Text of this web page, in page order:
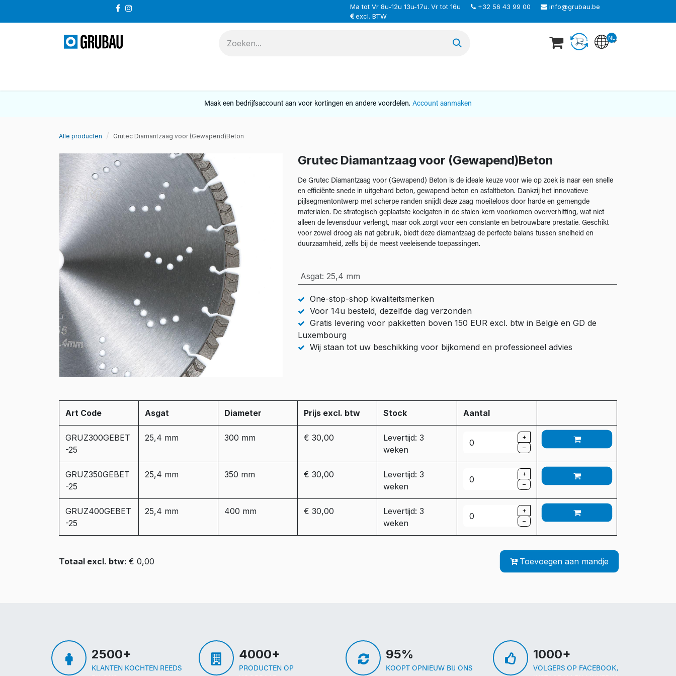
Ma tot Vr 8u-12u 13u-17u. Vr tot 16u +32 56 43 99 00
info@grubau.be
excl. BTW
NL
Maak een bedrijfsaccount aan voor kortingen en andere voordelen. Account aanmaken
Alle producten Grutec Diamantzaag voor (Gewapend)Beton
Grutec Diamantzaag voor (Gewapend)Beton
De Grutec Diamantzaag voor (Gewapend) Beton is de ideale keuze voor wie op zoek is naar een snelle
en efficiënte snede in uitgehard beton, gewapend beton en asfaltbeton. Dankzij het innovatieve
pijlsegmentontwerp met scherpe randen snijdt deze zaag moeiteloos door harde en gemengde
materialen. De strategisch geplaatste koelgaten in de stalen kern voorkomen oververhitting, wat niet
alleen de levensduur verlengt, maar ook zorgt voor een constante en betrouwbare prestatie. Geschikt
voor zowel droog als nat gebruik, biedt deze diamantzaag de perfecte balans tussen snelheid en
duurzaamheid, zelfs bij de meest veeleisende toepassingen.
Asgat: 25,4 mm
One-stop-shop kwaliteitsmerken
Voor 14u besteld, dezelfde dag verzonden
Gratis levering voor pakketten boven 150 EUR excl. btw in België en GD de
Luxembourg
Wij staan tot uw beschikking voor bijkomend en professioneel advies
Art Code Asgat Diameter Prijs excl. btw Stock Aantal
GRUZ300GEBET
-25
25,4 mm 300 mm € 30,00
Levertijd: 3
weken
+
–
GRUZ350GEBET
-25
25,4 mm 350 mm € 30,00
Levertijd: 3
weken
+
–
GRUZ400GEBET
-25
25,4 mm 400 mm € 30,00
Levertijd: 3
weken
+
–
Totaal excl. btw: € 0,00 Toevoegen aan mandje
2500+
KLANTEN KOCHTEN REEDS
4000+
PRODUCTEN OP
95%
KOOPT OPNIEUW BIJ ONS
1000+
VOLGERS OP FACEBOOK,